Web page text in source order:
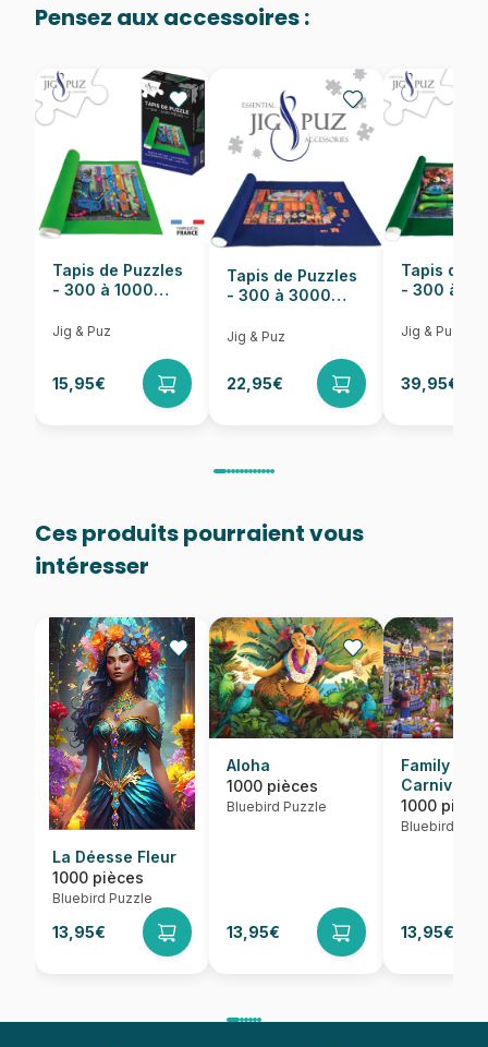
Provenance Fabriqué en France
EAN 3663384912047
Nombre de pièces 1000 pièces
Dimensions 69 x 48 cm
Pensez aux accessoires :
Tapis de Puzzles
- 300 à 1000
Jig & Puz
15,95€
Tapis de Puzzles
- 300 à 3000
Jig & Puz
22,95€
Tapis de
- 300 à
Jig & Puz
39,95€
Ces produits pourraient vous
intéresser
La Déesse Fleur
1000 pièces
Bluebird Puzzle
13,95€
Aloha
1000 pièces
Bluebird Puzzle
13,95€
Family Fun
Carnival
1000
Bluebird
13,95€